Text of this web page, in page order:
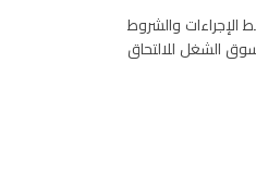
مهارة، ويهدف إلى ضبط الإجراءات والشروط
الشغل للالتحاق